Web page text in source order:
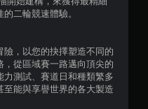
共
3
二輪競速體驗。
險，以您的抉擇塑造不同的
，從區域賽一路邁向頂尖的
測試、賽道日和種類繁多
至能與享譽世界的各大製造